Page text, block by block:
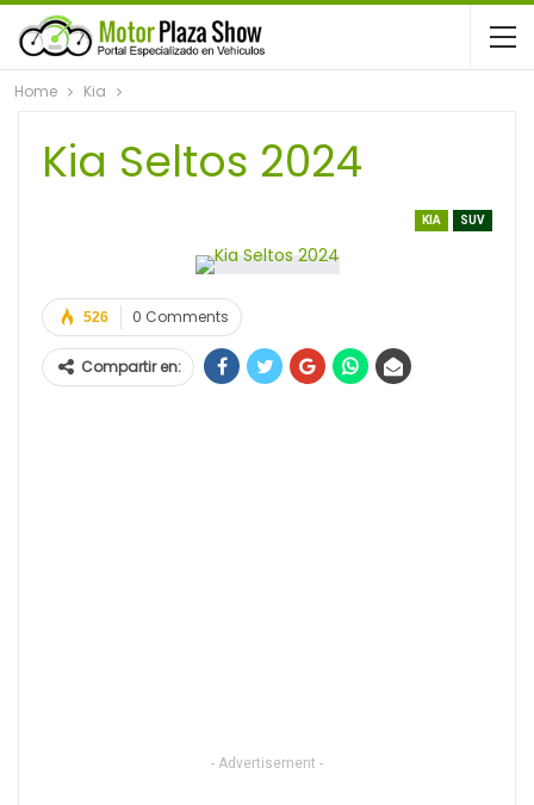
Home Kia
Kia Seltos 2024
KIA SUV
0 Comments
526
Compartir en:
- Advertisement -